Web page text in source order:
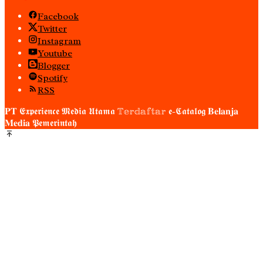
Facebook
Twitter
Instagram
Youtube
Blogger
Spotify
RSS
𝐏𝐓 𝕰𝖝𝖕𝖊𝖗𝖎𝖊𝖓𝖈𝖊 𝕸𝖊𝖉𝖎𝖆 𝖀𝖙𝖆𝖒𝖆 𝕋𝕖𝕣𝕕𝕒𝕗𝕥𝕒𝕣 𝖊-𝕮𝖆𝖙𝖆𝖑𝖔𝖌 𝐁𝐞𝐥𝐚𝐧𝐣𝐚
𝐌𝐞𝐝𝐢𝐚 𝕻𝖊𝖒𝖊𝖗𝖎𝖓𝖙𝖆𝖍